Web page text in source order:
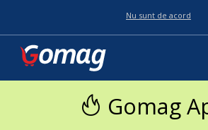
Nu sunt de acord
Gomag